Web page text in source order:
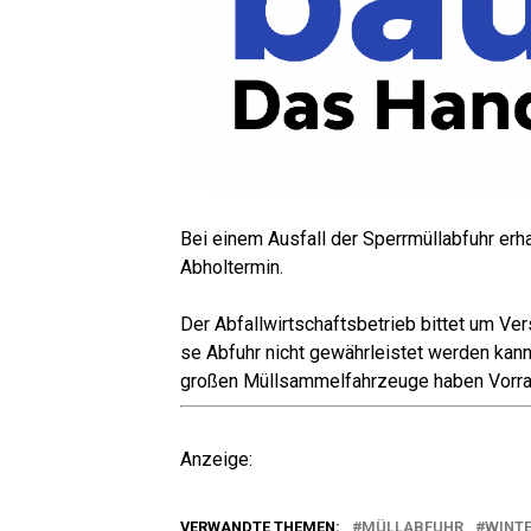
Bei einem Aus­fall der Sperr­müll­ab­fuhr
Abholtermin.
Der Abfall­wirt­schafts­be­trieb bit­tet um
se Abfuhr nicht gewähr­leis­tet wer­den
gro­ßen Müll­sam­mel­fahr­zeu­ge haben
Anzei­ge:
VERWANDTE THEMEN: MÜLLABFUHR